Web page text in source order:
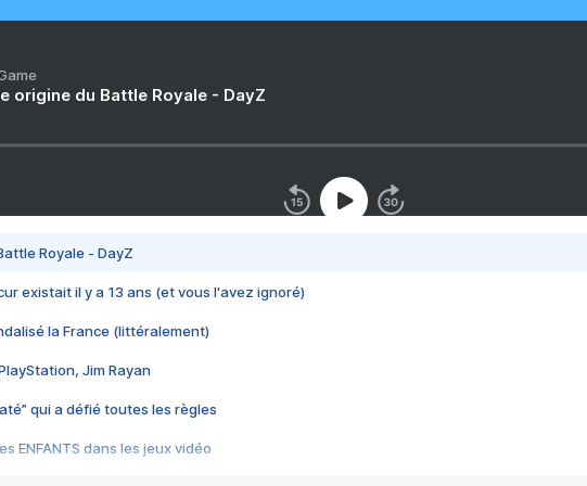
origine du Battle Royale - DayZ
Royale - DayZ
existait il y a 13 ans (et vous l'avez ignoré)
la France (littéralement)
Jim Rayan
qui a défié toutes les règles
ENFANTS dans les jeux vidéo